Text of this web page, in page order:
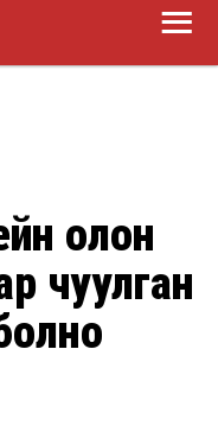
Main
Menu
олон
чуулган